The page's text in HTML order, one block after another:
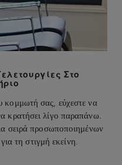
Στο
κομμωτή σας, εύχεστε να
κρατήσει λίγο παραπάνω.
σειρά προσωποποιημένων
τη στιγμή εκείνη.